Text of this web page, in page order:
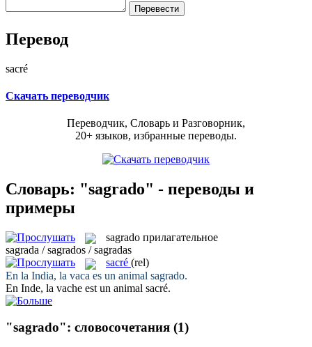
Перевод
sacré
Скачать переводчик
Переводчик, Словарь и Разговорник,
20+ языков, избранные переводы.
Словарь: "sagrado" - переводы и
примеры
sagrado прилагательное
sagrada / sagrados / sagradas
sacré (rel)
En la India, la vaca es un animal sagrado.
En Inde, la vache est un animal sacré.
"sagrado": словосочетания (1)